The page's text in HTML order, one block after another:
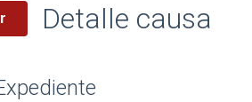
Detalle causa